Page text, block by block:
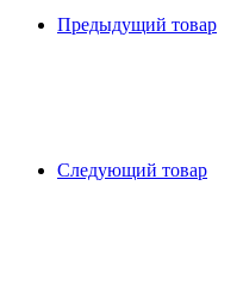
Предыдущий товар
Следующий товар